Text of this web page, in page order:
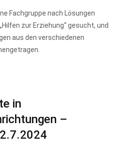
Fachgruppe nach Lösungen
zur Erziehung“ gesucht, und
aus den verschiedenen
in
–